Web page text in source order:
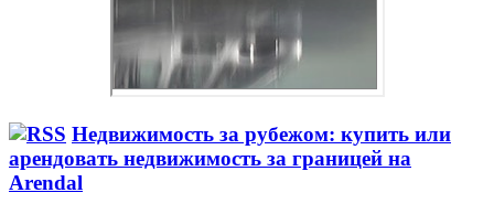
Недвижимость за рубежом: купить или
арендовать недвижимость за границей на
Arendal